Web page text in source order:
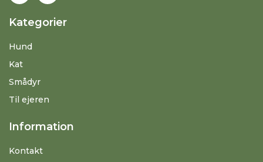
Kategorier
Hund
Kat
Smådyr
Til ejeren
Information
Kontakt